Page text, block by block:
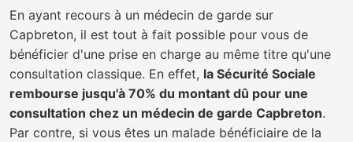
En ayant recours à un médecin de garde sur
Capbreton, il est tout à fait possible pour vous de
bénéficier d'une prise en charge au même titre qu'une
consultation classique. En effet, la Sécurité Sociale
rembourse jusqu'à 70% du montant dû pour une
consultation chez un médecin de garde Capbreton.
Par contre, si vous êtes un malade bénéficiaire de la